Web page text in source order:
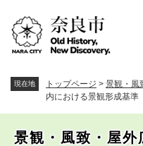
現在地 トップページ > 景観・風
内における景観形成基準
景観・風致・屋外